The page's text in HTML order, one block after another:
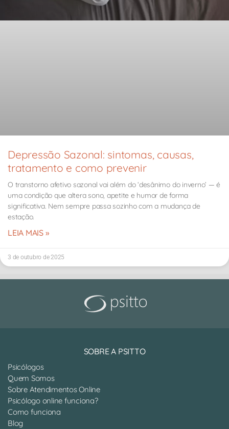
Depressão Sazonal: sintomas, causas,
tratamento e como prevenir
O transtorno afetivo sazonal vai além do ‘desânimo do inverno’ — é
uma condição que altera sono, apetite e humor de forma
significativa. Nem sempre passa sozinho com a mudança de
estação.
LEIA MAIS »
3 de outubro de 2025
SOBRE A PSITTO
Psicólogos
Quem Somos
Sobre Atendimentos Online
Psicólogo online funciona?
Como funciona
Blog